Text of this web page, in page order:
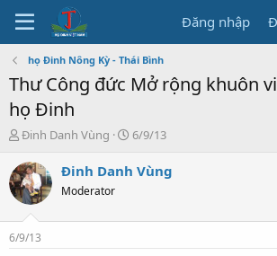
Đăng nhập
họ Đinh Nông Kỳ - Thái Bình
Thư Công đức Mở rộng khuôn
họ Đinh
T
r
e
a
s
t
Đinh Danh Vùng
N
à
6/9/13
Đinh Danh Vùng
Moderator
6/9/13